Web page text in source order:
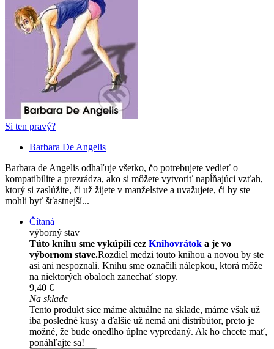
Si ten pravý?
Barbara De Angelis
Barbara de Angelis odhaľuje všetko, čo potrebujete vedieť o
kompatibilite a prezrádza, ako si môžete vytvoriť napĺňajúci vzťah,
ktorý si zaslúžite, či už žijete v manželstve a uvažujete, či by ste
mohli byť šťastnejší...
Čítaná
výborný stav
Túto knihu sme vykúpili cez Knihovrátok a je vo
výbornom stave.Rozdiel medzi touto knihou a novou by ste
asi ani nespoznali. Knihu sme označili nálepkou, ktorá môže
na niektorých obaloch zanechať stopy.
9,40 €
Na sklade
Tento produkt síce máme aktuálne na sklade, máme však už
iba posledné kusy a ďalšie už nemá ani distribútor, preto je
možné, že bude onedlho úplne vypredaný. Ak ho chcete mať,
ponáhľajte sa!